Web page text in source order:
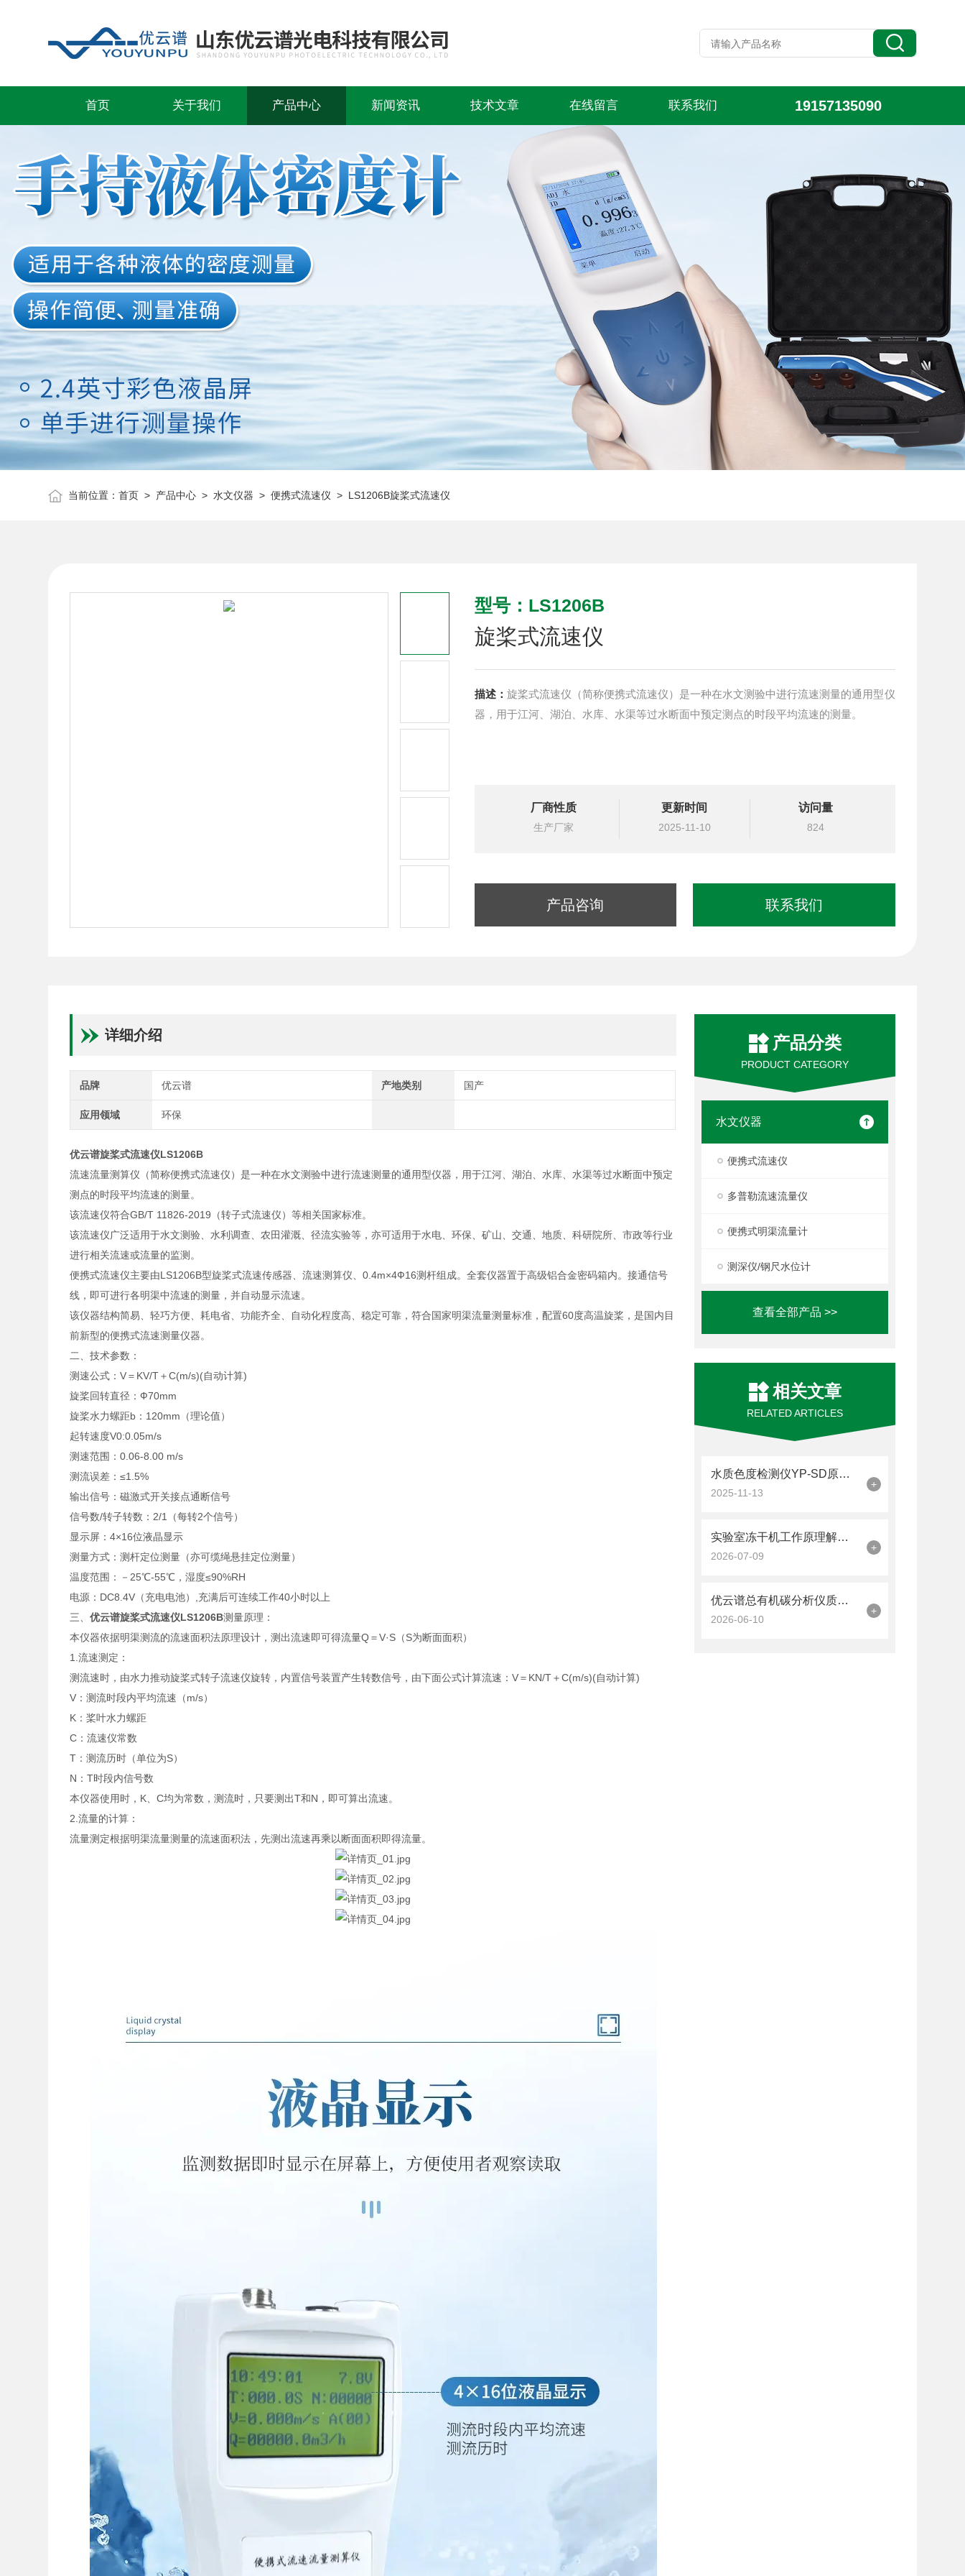
首页 关于我们 产品中心 新闻资讯 技术文章 在线留言 联系我们 19157135090
当前位置：首页 > 产品中心 >水文仪器 >便携式流速仪 > LS1206B旋桨式流速仪
型号：LS1206B
旋桨式流速仪
描述： 旋桨式流速仪（简称便携式流速仪）是一种在水文测验中进行流速测量的通用型仪
器，用于江河、湖泊、水库、水渠等过水断面中预定测点的时段平均流速的测量。
厂商性质
生产厂家
更新时间
2025-11-10
访问量
824
产品咨询 联系我们
产品分类
PRODUCT CATEGORY
水文仪器
便携式流速仪
多普勒流速流量仪
便携式明渠流量计
测深仪/钢尺水位计
查看全部产品 >>
相关文章
RELATED ARTICLES
水质色度检测仪YP-SD原理与应用科普解析
2025-11-13
+
实验室冻干机工作原理解析：升华干燥技术与品牌设备控制系统分析
2026-07-09
+
优云谱总有机碳分析仪质量认证全景：从国家高新到多国药典合规的体系化背书
2026-06-10
+
详细介绍
品牌 优云谱 产地类别 国产
应用领域 环保
优云谱旋桨式流速仪LS1206B
流速流量测算仪（简称便携式流速仪）是一种在水文测验中进行流速测量的通用型仪器，用于江河、湖泊、水库、水渠等过水断面中预定
测点的时段平均流速的测量。
该流速仪符合GB/T 11826-2019（转子式流速仪）等相关国家标准。
该流速仪广泛适用于水文测验、水利调查、农田灌溉、径流实验等，亦可适用于水电、环保、矿山、交通、地质、科研院所、市政等行业
进行相关流速或流量的监测。
便携式流速仪主要由LS1206B型旋桨式流速传感器、流速测算仪、0.4m×4Ф16测杆组成。全套仪器置于高级铝合金密码箱内。接通信号
线，即可进行各明渠中流速的测量，并自动显示流速。
该仪器结构简易、轻巧方便、耗电省、功能齐全、自动化程度高、稳定可靠，符合国家明渠流量测量标准，配置60度高温旋桨，是国内目
前新型的便携式流速测量仪器。
二、技术参数：
测速公式：V＝KV/T＋C(m/s)(自动计算)
旋桨回转直径：Ф70mm
旋桨水力螺距b：120mm（理论值）
起转速度V0:0.05m/s
测速范围：0.06-8.00 m/s
测流误差：≤1.5%
输出信号：磁激式开关接点通断信号
信号数/转子转数：2/1（每转2个信号）
显示屏：4×16位液晶显示
测量方式：测杆定位测量（亦可缆绳悬挂定位测量）
温度范围：－25℃-55℃，湿度≤90%RH
电源：DC8.4V（充电电池）,充满后可连续工作40小时以上
三、优云谱旋桨式流速仪LS1206B测量原理：
本仪器依据明渠测流的流速面积法原理设计，测出流速即可得流量Q＝V·S（S为断面面积）
1.流速测定：
测流速时，由水力推动旋桨式转子流速仪旋转，内置信号装置产生转数信号，由下面公式计算流速：V＝KN/T＋C(m/s)(自动计算)
V：测流时段内平均流速（m/s）
K：桨叶水力螺距
C：流速仪常数
T：测流历时（单位为S）
N：T时段内信号数
本仪器使用时，K、C均为常数，测流时，只要测出T和N，即可算出流速。
2.流量的计算：
流量测定根据明渠流量测量的流速面积法，先测出流速再乘以断面面积即得流量。